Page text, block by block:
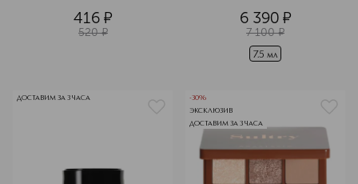
416 ¤
520 ¤
6 390 ¤
7 100 ¤
7.5 мл
ДОСТАВИМ ЗА 3 ЧАСА
-30%
ЭКСКЛЮЗИВ
ДОСТАВИМ ЗА 3 ЧАСА